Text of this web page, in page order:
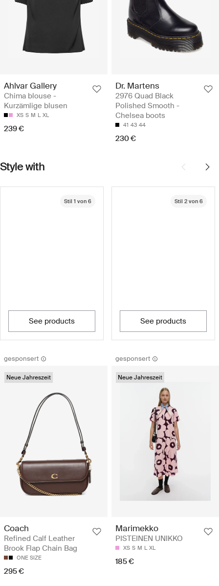
Ahlvar Gallery
Chima blouse -
Kurzämlige blusen
XS S M L XL
239 €
Dr. Martens
2976 Quad Black
Polished Smooth -
Chelsea boots
41 43 44
230 €
gesponsert
Neue Jahreszeit
Coach
Refined Calf Leather
Brook Flap Chain Bag
ONE SIZE
295 €
gesponsert
Neue Jahreszeit
Marimekko
PISTEINEN UNIKKO
XS S M L XL
185 €
Style with
Stil 1 von 6
see products
Stil 2 von 6
see products